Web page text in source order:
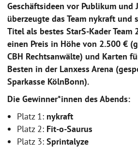
Geschäftsideen vor Publikum und
überzeugte das Team nykraft und
Titel als bestes StarS-Kader
einen Preis in Höhe von 2.500 €
CBH Rechtsanwälte) und Karten
Besten in der Lanxess Arena
Sparkasse KölnBonn).
Die Gewinner*innen des Abends:
Platz 1: nykraft
Platz 2: Fit-o-Saurus
Platz 3: Sprintalyze